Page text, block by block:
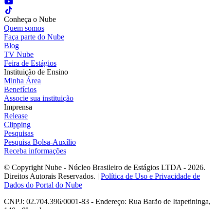
Conheça o Nube
Quem somos
Faça parte do Nube
Blog
TV Nube
Feira de Estágios
Instituição de Ensino
Minha Área
Benefícios
Associe sua instituição
Imprensa
Release
Clipping
Pesquisas
Pesquisa Bolsa-Auxílio
Receba informações
© Copyright Nube - Núcleo Brasileiro de Estágios LTDA - 2026.
Direitos Autorais Reservados. | Política de Uso e Privacidade de
Dados do Portal do Nube
CNPJ: 02.704.396/0001-83 - Endereço: Rua Barão de Itapetininga,